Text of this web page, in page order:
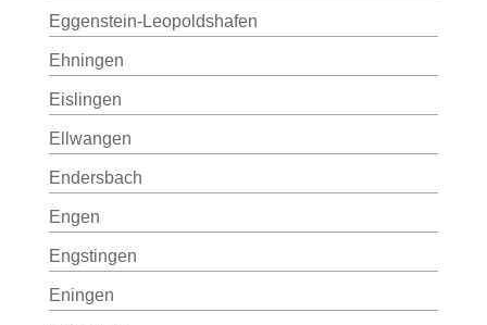
Eggenstein-Leopoldshafen
Ehningen
Eislingen
Ellwangen
Endersbach
Engen
Engstingen
Eningen